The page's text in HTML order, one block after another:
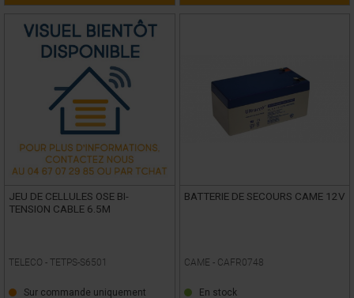
JEU DE CELLULES OSE BI-
TENSION CABLE 6.5M
TELECO - TETPS-S6501
Sur commande uniquement
BATTERIE DE SECOURS CAME 12V
CAME - CAFR0748
En stock